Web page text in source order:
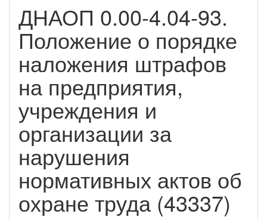
ДНАОП 0.00-4.04-93.
Положение о порядке
наложения штрафов
на предприятия,
учреждения и
организации за
нарушения
нормативных актов об
охране труда (43337)